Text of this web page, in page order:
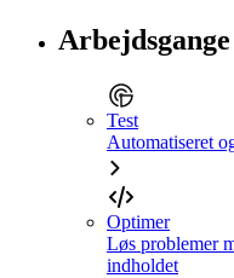
Arbejdsgange
Test
Automatiseret
Optimer
Løs problemer
indholdet